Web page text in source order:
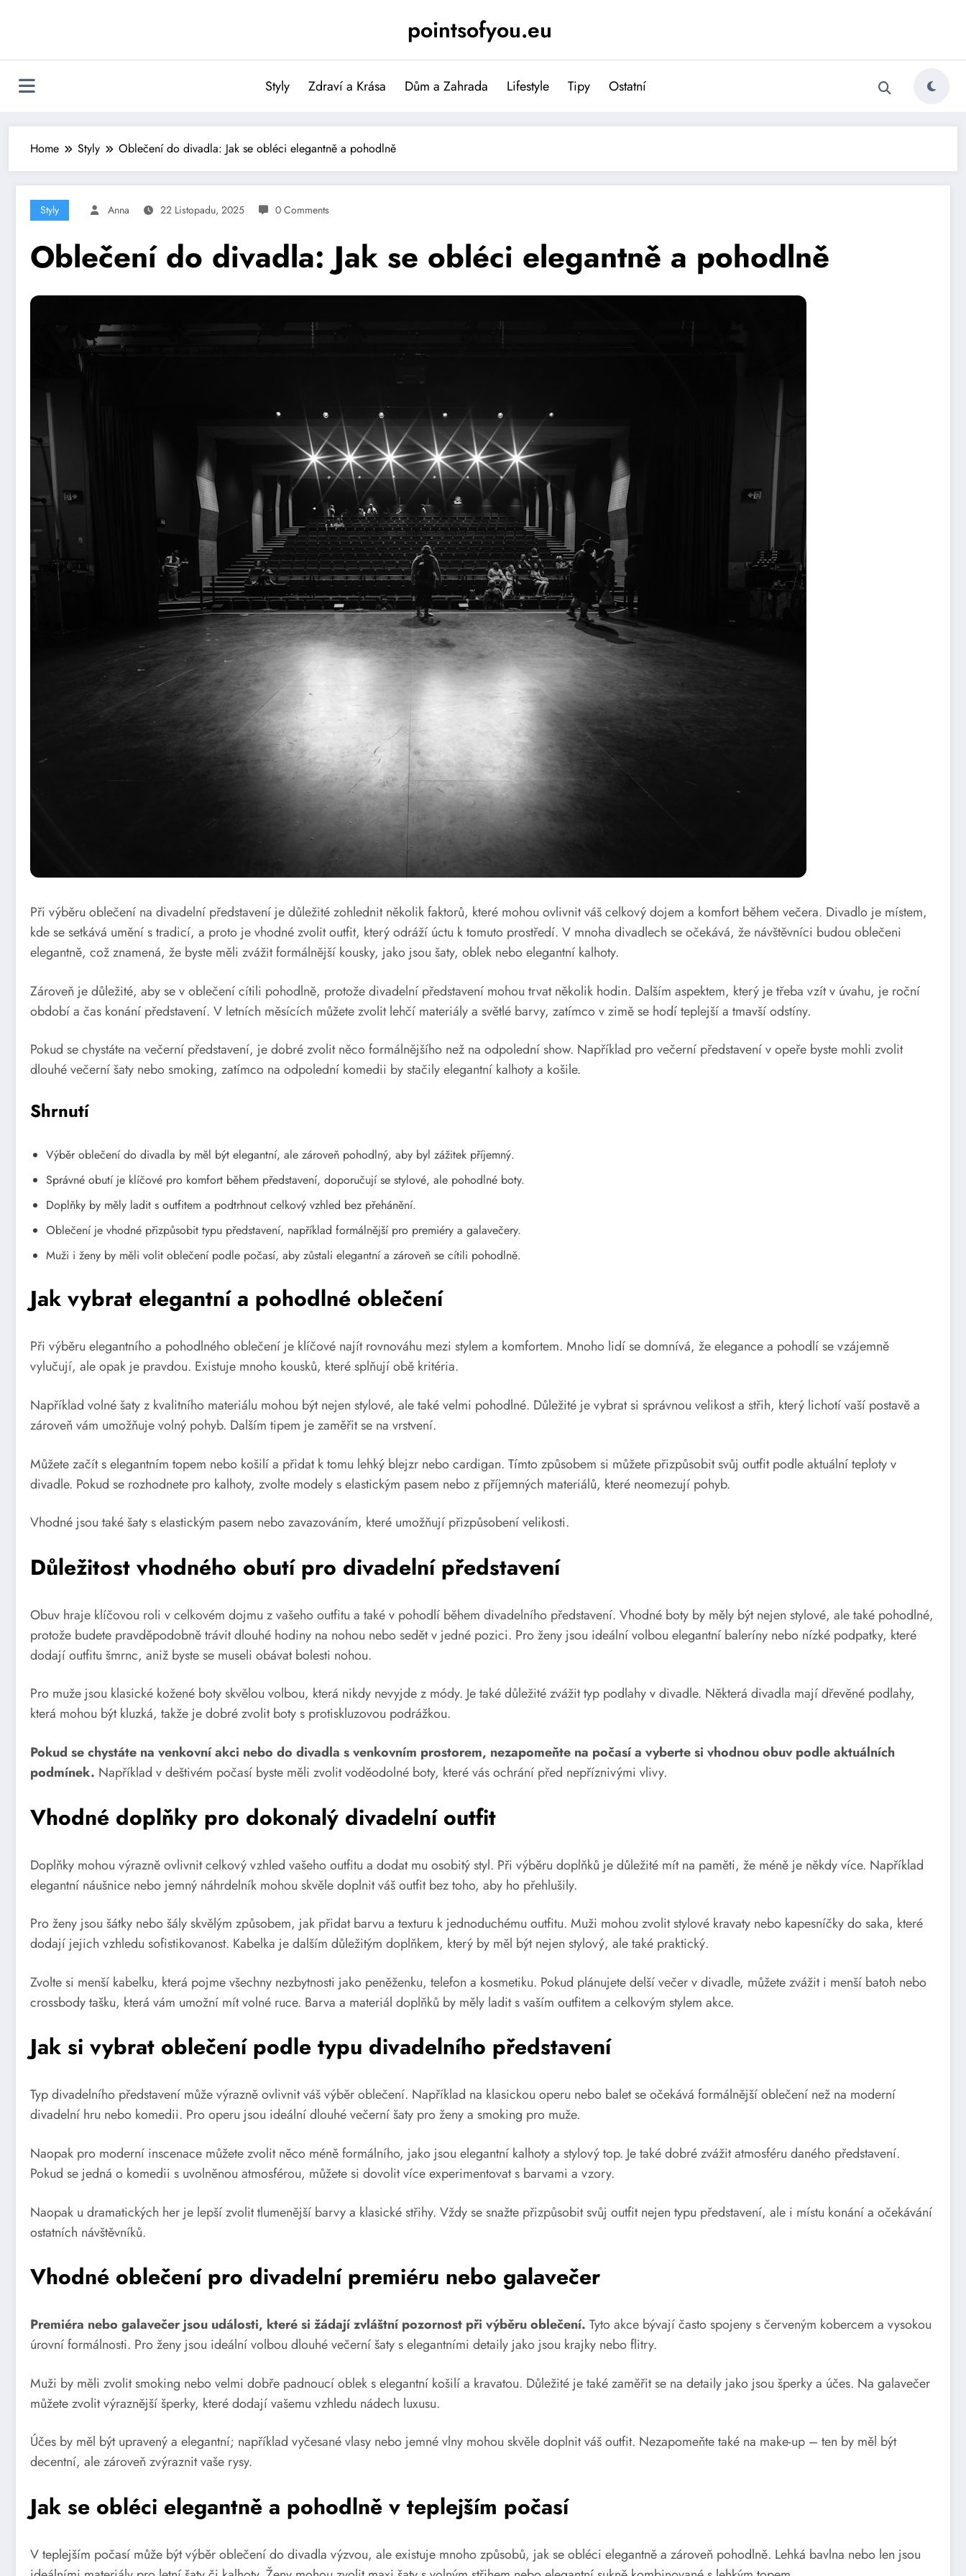
pointsofyou.eu
Styly Zdraví a Krása Dům a Zahrada Lifestyle Tipy Ostatní
Home Styly Oblečení do divadla: Jak se obléci elegantně a pohodlně
Styly Anna 22 Listopadu, 2025 0 Comments
Oblečení do divadla: Jak se obléci elegantně a pohodlně
Při výběru oblečení na divadelní představení je důležité zohlednit několik faktorů, které mohou ovlivnit váš celkový dojem a komfort během večera. Divadlo je místem,
kde se setkává umění s tradicí, a proto je vhodné zvolit outfit, který odráží úctu k tomuto prostředí. V mnoha divadlech se očekává, že návštěvníci budou oblečeni
elegantně, což znamená, že byste měli zvážit formálnější kousky, jako jsou šaty, oblek nebo elegantní kalhoty.
Zároveň je důležité, aby se v oblečení cítili pohodlně, protože divadelní představení mohou trvat několik hodin. Dalším aspektem, který je třeba vzít v úvahu, je roční
období a čas konání představení. V letních měsících můžete zvolit lehčí materiály a světlé barvy, zatímco v zimě se hodí teplejší a tmavší odstíny.
Pokud se chystáte na večerní představení, je dobré zvolit něco formálnějšího než na odpolední show. Například pro večerní představení v opeře byste mohli zvolit
dlouhé večerní šaty nebo smoking, zatímco na odpolední komedii by stačily elegantní kalhoty a košile.
Shrnutí
Výběr oblečení do divadla by měl být elegantní, ale zároveň pohodlný, aby byl zážitek příjemný.
Správné obutí je klíčové pro komfort během představení, doporučují se stylové, ale pohodlné boty.
Doplňky by měly ladit s outfitem a podtrhnout celkový vzhled bez přehánění.
Oblečení je vhodné přizpůsobit typu představení, například formálnější pro premiéry a galavečery.
Muži i ženy by měli volit oblečení podle počasí, aby zůstali elegantní a zároveň se cítili pohodlně.
Jak vybrat elegantní a pohodlné oblečení
Při výběru elegantního a pohodlného oblečení je klíčové najít rovnováhu mezi stylem a komfortem. Mnoho lidí se domnívá, že elegance a pohodlí se vzájemně
vylučují, ale opak je pravdou. Existuje mnoho kousků, které splňují obě kritéria.
Například volné šaty z kvalitního materiálu mohou být nejen stylové, ale také velmi pohodlné. Důležité je vybrat si správnou velikost a střih, který lichotí vaší postavě a
zároveň vám umožňuje volný pohyb. Dalším tipem je zaměřit se na vrstvení.
Můžete začít s elegantním topem nebo košilí a přidat k tomu lehký blejzr nebo cardigan. Tímto způsobem si můžete přizpůsobit svůj outfit podle aktuální teploty v
divadle. Pokud se rozhodnete pro kalhoty, zvolte modely s elastickým pasem nebo z příjemných materiálů, které neomezují pohyb.
Vhodné jsou také šaty s elastickým pasem nebo zavazováním, které umožňují přizpůsobení velikosti.
Důležitost vhodného obutí pro divadelní představení
Obuv hraje klíčovou roli v celkovém dojmu z vašeho outfitu a také v pohodlí během divadelního představení. Vhodné boty by měly být nejen stylové, ale také pohodlné,
protože budete pravděpodobně trávit dlouhé hodiny na nohou nebo sedět v jedné pozici. Pro ženy jsou ideální volbou elegantní baleríny nebo nízké podpatky, které
dodají outfitu šmrnc, aniž byste se museli obávat bolesti nohou.
Pro muže jsou klasické kožené boty skvělou volbou, která nikdy nevyjde z módy. Je také důležité zvážit typ podlahy v divadle. Některá divadla mají dřevěné podlahy,
která mohou být kluzká, takže je dobré zvolit boty s protiskluzovou podrážkou.
Pokud se chystáte na venkovní akci nebo do divadla s venkovním prostorem, nezapomeňte na počasí a vyberte si vhodnou obuv podle aktuálních
podmínek. Například v deštivém počasí byste měli zvolit voděodolné boty, které vás ochrání před nepříznivými vlivy.
Vhodné doplňky pro dokonalý divadelní outfit
Doplňky mohou výrazně ovlivnit celkový vzhled vašeho outfitu a dodat mu osobitý styl. Při výběru doplňků je důležité mít na paměti, že méně je někdy více. Například
elegantní náušnice nebo jemný náhrdelník mohou skvěle doplnit váš outfit bez toho, aby ho přehlušily.
Pro ženy jsou šátky nebo šály skvělým způsobem, jak přidat barvu a texturu k jednoduchému outfitu. Muži mohou zvolit stylové kravaty nebo kapesníčky do saka, které
dodají jejich vzhledu sofistikovanost. Kabelka je dalším důležitým doplňkem, který by měl být nejen stylový, ale také praktický.
Zvolte si menší kabelku, která pojme všechny nezbytnosti jako peněženku, telefon a kosmetiku. Pokud plánujete delší večer v divadle, můžete zvážit i menší batoh nebo
crossbody tašku, která vám umožní mít volné ruce. Barva a materiál doplňků by měly ladit s vaším outfitem a celkovým stylem akce.
Jak si vybrat oblečení podle typu divadelního představení
Typ divadelního představení může výrazně ovlivnit váš výběr oblečení. Například na klasickou operu nebo balet se očekává formálnější oblečení než na moderní
divadelní hru nebo komedii. Pro operu jsou ideální dlouhé večerní šaty pro ženy a smoking pro muže.
Naopak pro moderní inscenace můžete zvolit něco méně formálního, jako jsou elegantní kalhoty a stylový top. Je také dobré zvážit atmosféru daného představení.
Pokud se jedná o komedii s uvolněnou atmosférou, můžete si dovolit více experimentovat s barvami a vzory.
Naopak u dramatických her je lepší zvolit tlumenější barvy a klasické střihy. Vždy se snažte přizpůsobit svůj outfit nejen typu představení, ale i místu konání a očekávání
ostatních návštěvníků.
Vhodné oblečení pro divadelní premiéru nebo galavečer
Premiéra nebo galavečer jsou události, které si žádají zvláštní pozornost při výběru oblečení. Tyto akce bývají často spojeny s červeným kobercem a vysokou
úrovní formálnosti. Pro ženy jsou ideální volbou dlouhé večerní šaty s elegantními detaily jako jsou krajky nebo flitry.
Muži by měli zvolit smoking nebo velmi dobře padnoucí oblek s elegantní košilí a kravatou. Důležité je také zaměřit se na detaily jako jsou šperky a účes. Na galavečer
můžete zvolit výraznější šperky, které dodají vašemu vzhledu nádech luxusu.
Účes by měl být upravený a elegantní; například vyčesané vlasy nebo jemné vlny mohou skvěle doplnit váš outfit. Nezapomeňte také na make-up – ten by měl být
decentní, ale zároveň zvýraznit vaše rysy.
Jak se obléci elegantně a pohodlně v teplejším počasí
V teplejším počasí může být výběr oblečení do divadla výzvou, ale existuje mnoho způsobů, jak se obléci elegantně a zároveň pohodlně. Lehká bavlna nebo len jsou